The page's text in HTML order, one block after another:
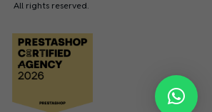
All rights reserved.